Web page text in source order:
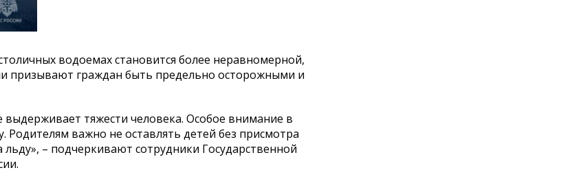
водоемах становится более неравномерной,
призывают граждан быть предельно осторожными и
тяжести человека. Особое внимание в
Родителям важно не оставлять детей без присмотра
– подчеркивают сотрудники Государственной